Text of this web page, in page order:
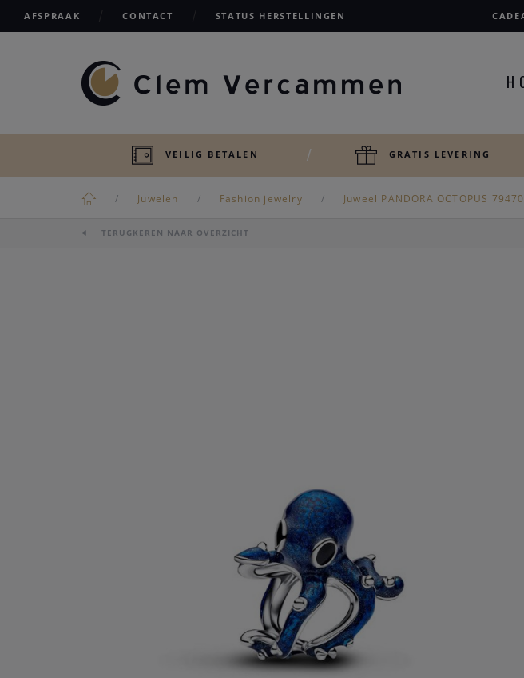
AFSPRAAK CONTACT STATUS HERSTELLINGEN
VEILIG BETALEN GRATIS LEVERING
Juwelen Fashion jewelry Juweel PANDORA OCTOPUS
TERUGKEREN NAAR OVERZICHT